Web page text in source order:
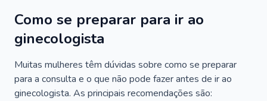
Como se preparar para ir ao
ginecologista
Muitas mulheres têm dúvidas sobre como se preparar
para a consulta e o que não pode fazer antes de ir ao
ginecologista. As principais recomendações são: